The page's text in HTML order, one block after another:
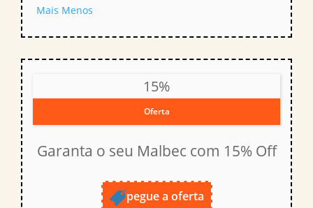
Mais Menos
15%
Oferta
Garanta o seu Malbec com 15% Off
pegue a oferta